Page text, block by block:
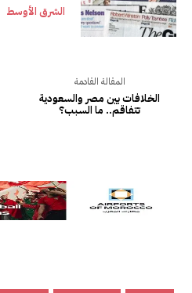
الشرق الأوسط
المقالة القادمة
الخلافات بين مصر والسعودية
تتفاقم.. ما السبب؟